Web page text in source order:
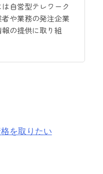
自営型テレワーク
者や業務の発注企業
報の提供に取り組
を取りたい